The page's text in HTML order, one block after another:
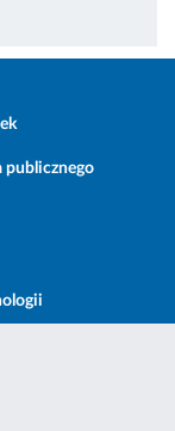
publicznego